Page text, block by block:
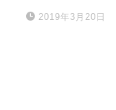
2019年3月20日